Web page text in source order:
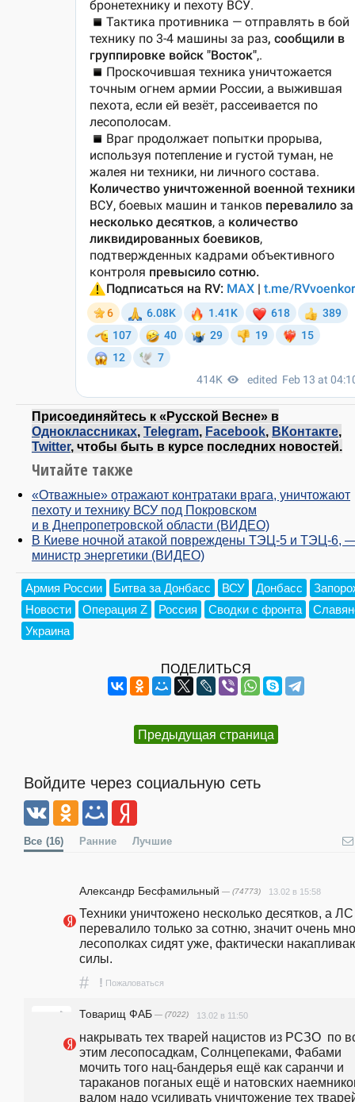
Присоединяйтесь к «Русской Весне» в
Одноклассниках, Telegram, Facebook, ВКонтакте,
Twitter, чтобы быть в курсе последних новостей.
Читайте также
«Отважные» отражают контратаки врага, уничтожают
пехоту и технику ВСУ под Покровском
и в Днепропетровской области (ВИДЕО)
В Киеве ночной атакой повреждены ТЭЦ-5 и ТЭЦ-6,
министр энергетики (ВИДЕО)
Армия России Битва за Донбасс ВСУ Донбасс
Новости
Операция Z Россия Сводки с фронта
Украина
ПОДЕЛИТЬСЯ
Предыдущая страница
Войдите через социальную сеть
Все (16) Ранние Лучшие
Александр Бесфамильный — (74773) 13.02 в 15:58
Техники уничтожено несколько десятков, а ЛС
перевалило только за сотню, значит очень
лесополках сидят уже, фактически
силы.
# ! Пожаловаться
Товарищ ФАБ — (7022) 13.02 в 11:50
накрывать тех тварей нацистов из РСЗО  по
этим лесопосадкам, Солнцепеками, Фабами
мочить того нац-бандерья ещё как саранчи и
тараканов поганых ещё и натовских
валом надо усиливать уничтожение тех